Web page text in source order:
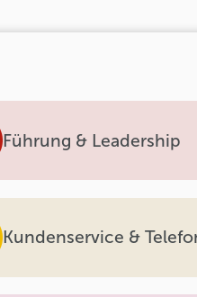
Führung & Leadership
Kundenservice &